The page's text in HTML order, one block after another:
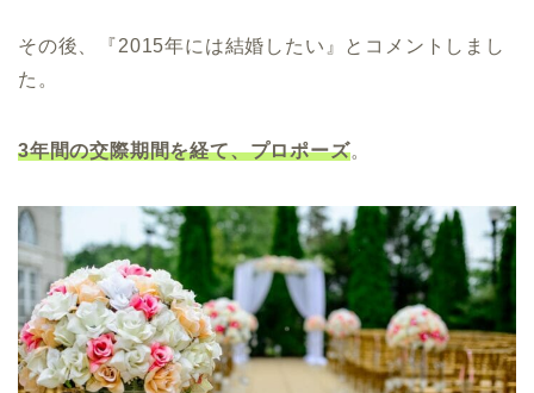
その後、『2015年には結婚したい』とコメントしまし
た。
3年間の交際期間を経て、プロポーズ。